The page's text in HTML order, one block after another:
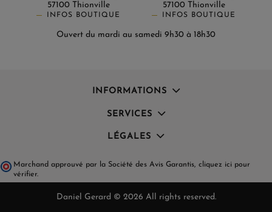
57100 Thionville
INFOS BOUTIQUE
57100 Thionville
INFOS BOUTIQUE
Ouvert du mardi au samedi 9h30 à 18h30
INFORMATIONS
SERVICES
LÉGALES
Marchand approuvé par la Société des Avis Garantis, cliquez ici pour
vérifier.
Daniel Gerard © 2026 All rights reserved.